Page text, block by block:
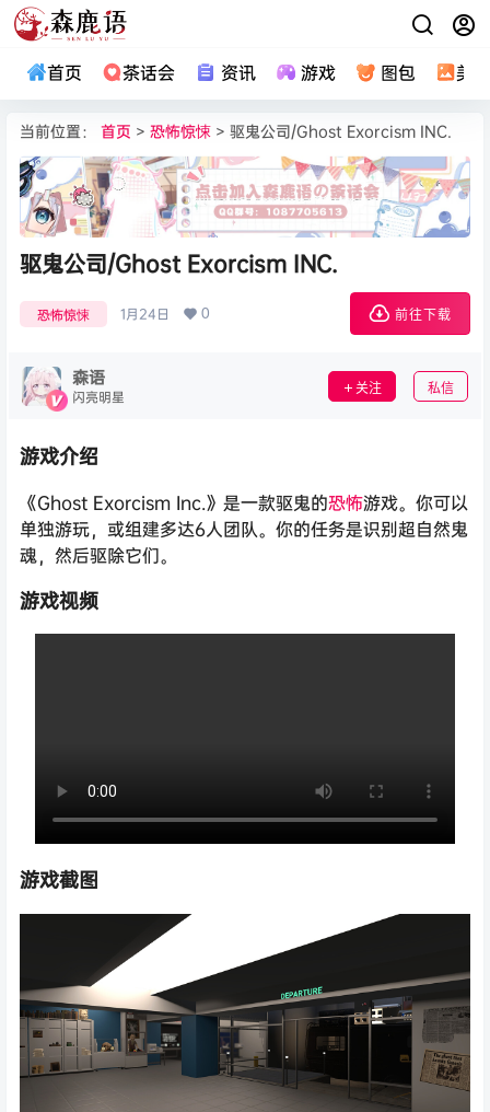
首页 茶话会 资讯 游戏 图包 美
当前位置： 首页 > 恐怖惊悚 > 驱鬼公司/Ghost Exorcism INC.
驱鬼公司/Ghost Exorcism INC.
恐怖惊悚 1月24日 0 前往下载
森语
闪亮明星 关注 私信
游戏介绍
《Ghost Exorcism Inc.》是一款驱鬼的恐怖游戏。你可以
单独游玩，或组建多达6人团队。你的任务是识别超自然鬼
魂，然后驱除它们。
游戏视频
游戏截图